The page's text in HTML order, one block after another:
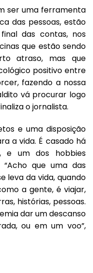
ser uma ferramenta
das pessoas, estão
das contas, nos
que estão sendo
atraso, mas que
positivo entre
fazendo a nossa
vá procurar logo
o jornalista.
e uma disposição
a vida. É casado há
e um dos hobbies
que uma das
leva da vida, quando
a gente, é viajar,
histórias, pessoas.
dar um descanso
ou em um voo”,